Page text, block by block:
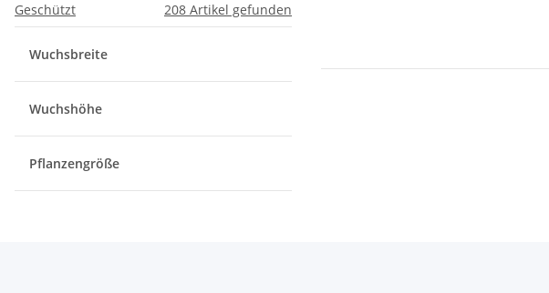
Geschützt
208 Artikel gefunden
Wuchsbreite
Wuchshöhe
Pflanzengröße